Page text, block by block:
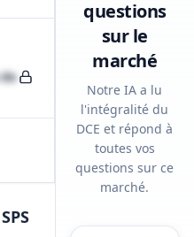
questions
sur le
marché
Notre IA a lu
l'intégralité du
DCE et répond à
toutes vos
questions sur ce
marché.